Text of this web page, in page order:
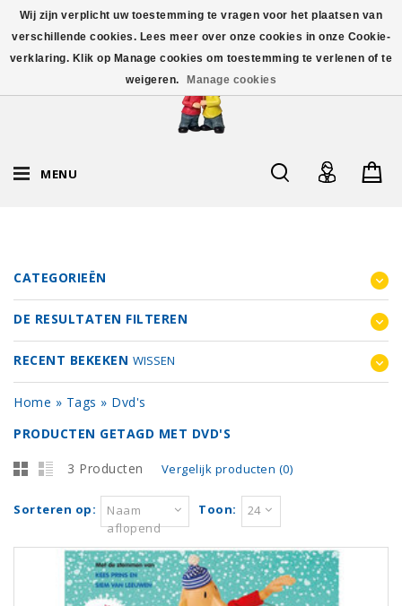
MENU
CATEGORIEËN
DE RESULTATEN FILTEREN
RECENT BEKEKEN WISSEN
Home » Tags » Dvd's
PRODUCTEN GETAGD MET DVD'S
3 Producten Vergelijk producten (0)
Sorteren op:
Naam
aflopend
Toon: 24
Wij zijn verplicht uw toestemming te vragen voor het plaatsen van
verschillende cookies. Lees meer over onze cookies in onze Cookie-
verklaring. Klik op Manage cookies om toestemming te verlenen of te
weigeren.
Manage cookies